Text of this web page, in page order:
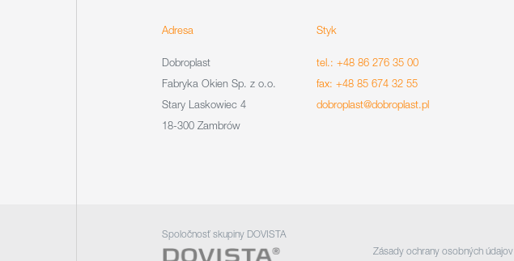
Adresa
Dobroplast
Fabryka Okien Sp. z o.o.
Stary Laskowiec 4
18-300 Zambrów
Styk
tel.: +48 86 276 35 00
fax: +48 85 674 32 55
dobroplast@dobroplast.pl
Spoločnosť skupiny DOVISTA
Zásady ochrany osobných údajov